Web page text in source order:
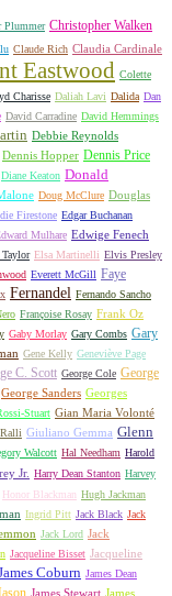
Plummer Christopher Walken
Claude Rich Claudia Cardinale
Eastwood Colette
Charisse Daliah Lavi Dalida Dan
David Carradine David Hemmings
Debbie Reynolds
Dennis Hopper Dennis Price
Diane Keaton Donald
Doug McClure Douglas
Firestone Edgar Buchanan
Mulhare Edwige Fenech
Elsa Martinelli Elvis Presley
Everett McGill Faye
Fernandel Fernando Sancho
Françoise Rosay Frank Oz
Gaby Morlay Gary Combs Gary
Gene Kelly Geneviève Page
C. Scott George Cole George
George Sanders Georges
Stuart Gian Maria Volonté
Giuliano Gemma Glenn
Walcott Hal Needham Harold
Jr. Harry Dean Stanton Harvey
Honor Blackman Hugh Jackman
Ingrid Pitt Jack Black Jack
Jack Lord Jack
Jacqueline Bisset Jacqueline
Coburn James Dean
James Stewart James